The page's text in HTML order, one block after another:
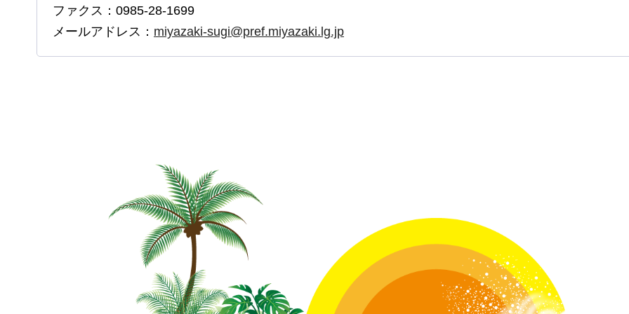
ファクス：0985-28-1699
メールアドレス： miyazaki-sugi@pref.miyazaki.lg.jp